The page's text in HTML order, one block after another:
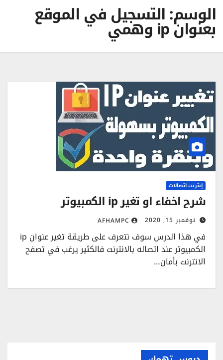
الوسم:التسجيل في الموقع
بعنوان ip وهمي
إنترنت اتصالات
شرح اخفاء او تغير ip الكمبيوتر
نوفمبر 15, 2020 AFHAMPC
في هذا الدرس سوف نتعرف على طريقة تغير عنوان ip
الكمبيوتر عند اتصاله بالانترنت فالكثير يرغب في تصفح
الانترنت بأمان…